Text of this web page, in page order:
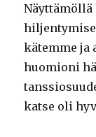
kätemme ja
huomioni
katse oli